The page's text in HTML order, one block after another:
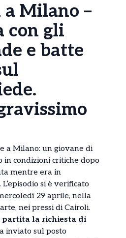
Milano –
con gli
e batte
a Milano: un giovane di
in condizioni critiche dopo
mentre era in
si è verificato
29 aprile, nella
nei pressi di Cairoli.
partita la richiesta di
inviato sul posto